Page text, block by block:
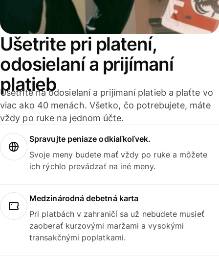
Ušetrite pri platení,
odosielaní a prijímaní
platieb
Ušetrite na odosielaní a prijímaní platieb a plaťte vo
viac ako 40 menách. Všetko, čo potrebujete, máte
vždy po ruke na jednom účte.
Spravujte peniaze odkiaľkoľvek.
Svoje meny budete mať vždy po ruke a môžete
ich rýchlo prevádzať na iné meny.
Medzinárodná debetná karta
Pri platbách v zahraničí sa už nebudete musieť
zaoberať kurzovými maržami a vysokými
transakčnými poplatkami.